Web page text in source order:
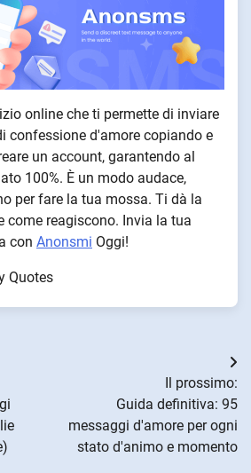
online che ti permette di inviare
confessione d'amore copiando e
un account, garantendo al
100%. È un modo audace,
per fare la tua mossa. Ti dà la
come reagiscono. Invia la tua
con Anonsmi Oggi!
Quotes
Il prossimo:
Guida definitiva: 95
messaggi d'amore per ogni
stato d'animo e momento